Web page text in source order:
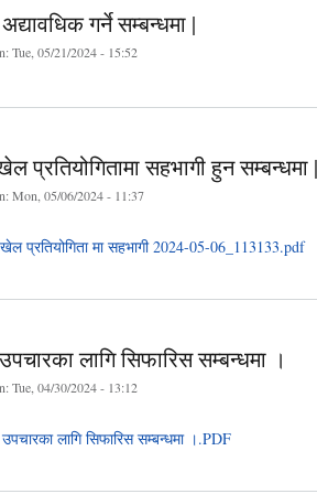
गर्ने सम्बन्धमा |
Tue, 05/21/2024 - 15:52
प्रतियोगितामा सहभागी हुन सम्बन्धमा |
Mon, 05/06/2024 - 11:37
प्रतियोगिता मा सहभागी 2024-05-06_113133.pdf
लागि सिफारिस सम्बन्धमा ।
Tue, 04/30/2024 - 13:12
लागि सिफारिस सम्बन्धमा ।.PDF